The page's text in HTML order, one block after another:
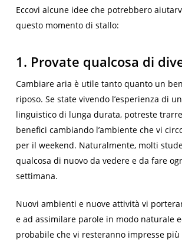
Eccovi alcune idee che potrebbero
questo momento di stallo:
1. Provate qualcosa di
Cambiare aria è utile tanto quanto un
riposo. Se state vivendo l’esperienza di
linguistico di lunga durata, potreste
benefici cambiando l’ambiente che vi
per il weekend. Naturalmente, molti
qualcosa di nuovo da vedere e da fare
settimana.
Nuovi ambienti e nuove attività vi
e ad assimilare parole in modo naturale
probabile che vi resteranno impresse